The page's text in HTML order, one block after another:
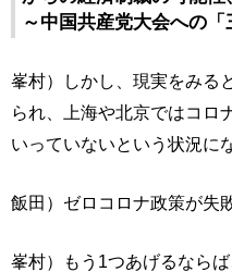
～中国共産党大会への「
峯村）しかし、現実をみる
られ、上海や北京ではコロ
いっていないという状況に
飯田）ゼロコロナ政策が失
峯村）もう1つあげるなら